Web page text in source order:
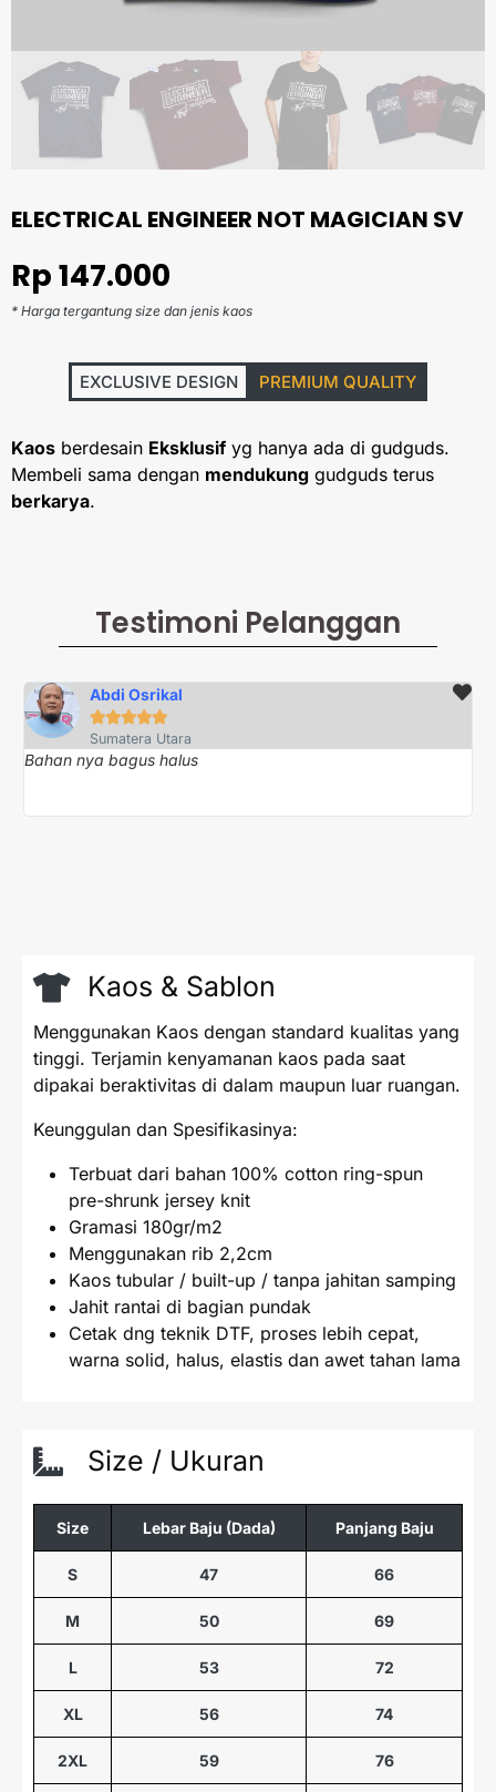
ELECTRICAL ENGINEER NOT MAGICIAN SV
Rp147.000
* Harga tergantung size dan jenis kaos
EXCLUSIVE DESIGN PREMIUM QUALITY
Kaos berdesain Eksklusifyg hanya ada di gudguds.
Membeli sama dengan mendukung gudguds terus
berkarya.
Testimoni Pelanggan
Abdi Osrikal

Sumatera Utara
Bahan nya bagus halus
Kaos & Sablon
Menggunakan Kaos dengan standard kualitas yang
tinggi. Terjamin kenyamanan kaos pada saat
dipakai beraktivitas di dalam maupun luar ruangan.
Keunggulan dan Spesifikasinya:
Terbuat dari bahan 100% cotton ring-spun
pre-shrunk jersey knit
Gramasi 180gr/m2
Menggunakan rib 2,2cm
Kaos tubular / built-up / tanpa jahitan samping
Jahit rantai di bagian pundak
Cetak dng teknik DTF, proses lebih cepat,
warna solid, halus, elastis dan awet tahan lama
Size / Ukuran
Size Lebar Baju (Dada) Panjang Baju
S 47 66
M 50 69
L 53 72
XL 56 74
2XL 59 76